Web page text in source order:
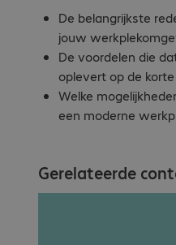
De belangrijkste
jouw
De voordelen die
oplevert op de
Welke
een moderne
Gerelateerde